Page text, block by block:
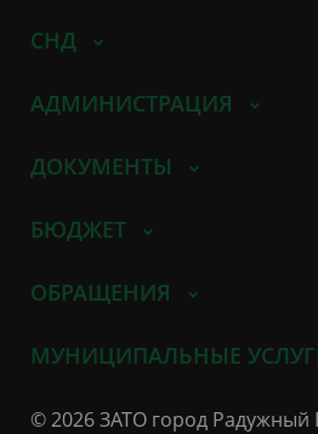
СНД
АДМИНИСТРАЦИЯ
ДОКУМЕНТЫ
БЮДЖЕТ
ОБРАЩЕНИЯ
МУНИЦИПАЛЬНЫЕ
© 2026 ЗАТО город Радужный